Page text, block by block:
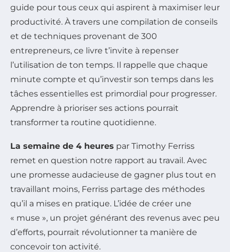
guide pour tous ceux qui aspirent à maximiser leur
productivité. À travers une compilation de conseils
et de techniques provenant de 300
entrepreneurs, ce livre t’invite à repenser
l’utilisation de ton temps. Il rappelle que chaque
minute compte et qu’investir son temps dans les
tâches essentielles est primordial pour progresser.
Apprendre à prioriser ses actions pourrait
transformer ta routine quotidienne.
La semaine de 4 heures par Timothy Ferriss
remet en question notre rapport au travail. Avec
une promesse audacieuse de gagner plus tout en
travaillant moins, Ferriss partage des méthodes
qu’il a mises en pratique. L’idée de créer une
« muse », un projet générant des revenus avec peu
d’efforts, pourrait révolutionner ta manière de
concevoir ton activité.